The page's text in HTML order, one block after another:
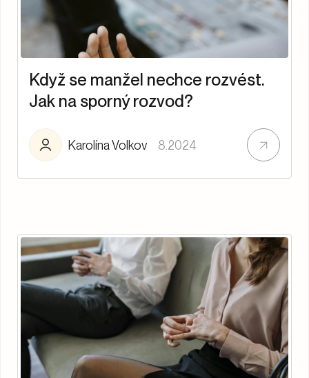
Když se manžel nechce rozvést.
Jak na sporný rozvod?
Karolína Volkov 8.2024